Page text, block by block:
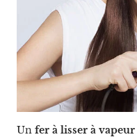
Un fer à lisser à vapeur